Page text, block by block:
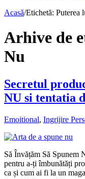
Acasă/Etichetă: Puterea
Arhive de
Nu
Secretul
NU si tentatia
Emoitional, Ingrijire
Să Învățăm Să Spunem
pentru a-ți îmbunătăți
ca și cum ai fi la un